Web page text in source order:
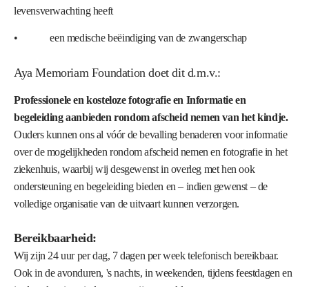
levensverwachting heeft
• een medische beëindiging van de zwangerschap
Aya Memoriam Foundation doet dit d.m.v.:
Professionele en kosteloze fotografie en Informatie en
begeleiding aanbieden rondom afscheid nemen van het kindje.
Ouders kunnen ons al vóór de bevalling benaderen voor informatie
over de mogelijkheden rondom afscheid nemen en fotografie in het
ziekenhuis, waarbij wij desgewenst in overleg met hen ook
ondersteuning en begeleiding bieden en – indien gewenst – de
volledige organisatie van de uitvaart kunnen verzorgen.
Bereikbaarheid:
Wij zijn 24 uur per dag, 7 dagen per week telefonisch bereikbaar.
Ook in de avonduren, 's nachts, in weekenden, tijdens feestdagen en